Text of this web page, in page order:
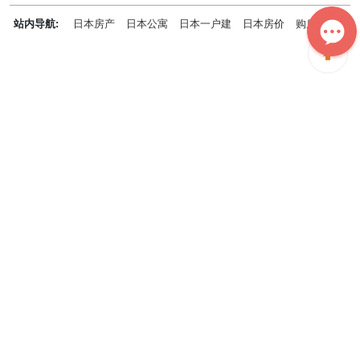
千葉県
兵庫県
神奈川県
站内导航:
日本房产 日本公寓 日本一户建 日本房价
购房知识